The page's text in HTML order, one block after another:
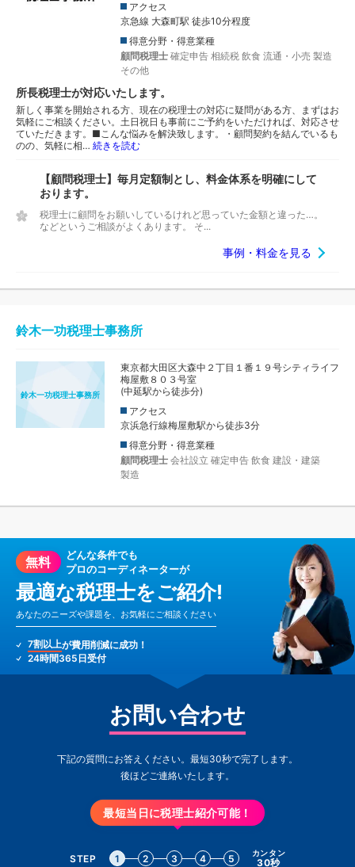
アクセス
京急線 大森町駅 徒歩10分程度
得意分野・得意業種
顧問税理士 確定申告 相続税 飲食 流通・小売 製造
その他
所長税理士が対応いたします。
新しく事業を開始される方、現在の税理士の対応に疑問がある方、まずはお
気軽にご相談ください。土日祝日も事前にご予約をいただければ、対応させ
ていただきます。■こんな悩みを解決致します。・顧問契約を結んでいるも
のの、気軽に相… 続きを読む
【顧問税理士】毎月定額制とし、料金体系を明確にして
おります。
税理士に顧問をお願いしているけれど思っていた金額と違った…。
などというご相談がよくあります。 そ...
事例・料金を見る
鈴木一功税理士事務所
鈴木一功税理士事務所
東京都大田区大森中２丁目１番１９号シティライフ
梅屋敷８０３号室
(中延駅から徒歩分)
アクセス
京浜急行線梅屋敷駅から徒歩3分
得意分野・得意業種
顧問税理士 会社設立 確定申告 飲食 建設・建築
製造
無料
どんな条件でも
プロのコーディネーターが
最適な税理士をご紹介!
あなたのニーズや課題を、お気軽にご相談ください
7割以上が費用削減に成功！
24時間365日受付
お問い合わせ
下記の質問にお答えください。最短30秒で完了します。
後ほどご連絡いたします。
最短当日に税理士紹介可能！
STEP 1 2 3 4 5 カンタン
30秒